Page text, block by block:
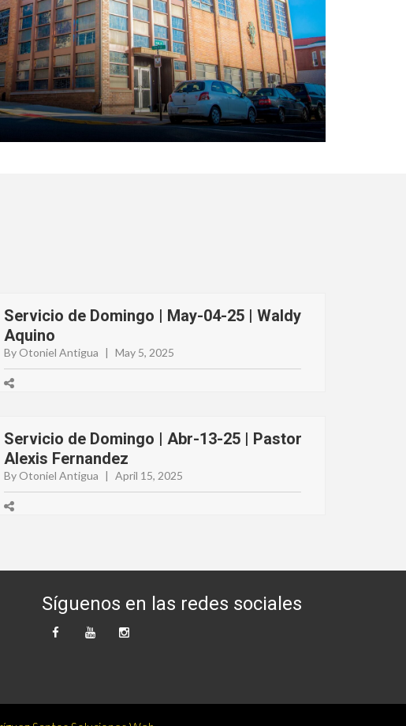
Servicio de Domingo | May-04-25 | Waldy
Aquino
By Otoniel Antigua | May 5, 2025
Servicio de Domingo | Abr-13-25 | Pastor
Alexis Fernandez
By Otoniel Antigua | April 15, 2025
Síguenos en las redes sociales